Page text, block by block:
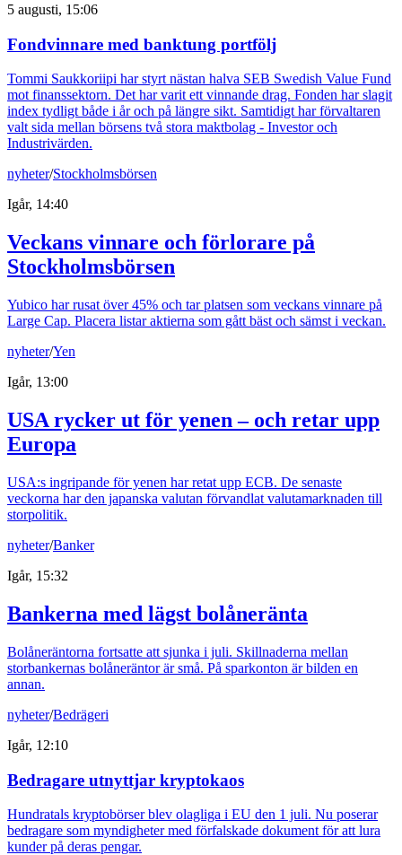
5 augusti, 15:06
Fondvinnare med banktung portfölj
Tommi Saukkoriipi har styrt nästan halva SEB Swedish Value Fund
mot finanssektorn. Det har varit ett vinnande drag. Fonden har slagit
index tydligt både i år och på längre sikt. Samtidigt har förvaltaren
valt sida mellan börsens två stora maktbolag - Investor och
Industrivärden.
nyheter/Stockholmsbörsen
Igår, 14:40
Veckans vinnare och förlorare på
Stockholmsbörsen
Yubico har rusat över 45% och tar platsen som veckans vinnare på
Large Cap. Placera listar aktierna som gått bäst och sämst i veckan.
nyheter/Yen
Igår, 13:00
USA rycker ut för yenen – och retar upp
Europa
USA:s ingripande för yenen har retat upp ECB. De senaste
veckorna har den japanska valutan förvandlat valutamarknaden till
storpolitik.
nyheter/Banker
Igår, 15:32
Bankerna med lägst bolåneränta
Bolåneräntorna fortsatte att sjunka i juli. Skillnaderna mellan
storbankernas bolåneräntor är små. På sparkonton är bilden en
annan.
nyheter/Bedrägeri
Igår, 12:10
Bedragare utnyttjar kryptokaos
Hundratals kryptobörser blev olagliga i EU den 1 juli. Nu poserar
bedragare som myndigheter med förfalskade dokument för att lura
kunder på deras pengar.